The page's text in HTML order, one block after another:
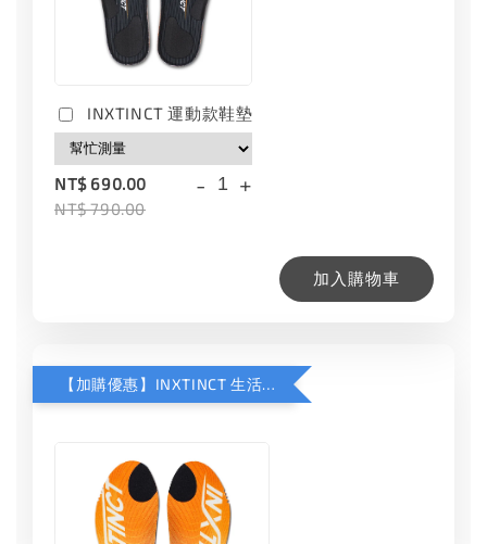
INXTINCT 運動款鞋墊
NT$ 690.00
NT$ 790.00
- +
加入購物車
【加購優惠】INXTINCT 生活日用鞋墊